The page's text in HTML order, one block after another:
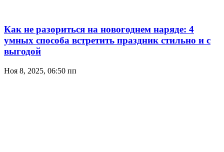
Как не разориться на новогоднем наряде: 4
умных способа встретить праздник стильно и с
выгодой
Ноя 8, 2025, 06:50 пп